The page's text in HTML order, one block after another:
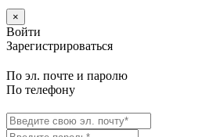
×
Войти
Зарегистрироваться
По эл. почте и паролю
По телефону